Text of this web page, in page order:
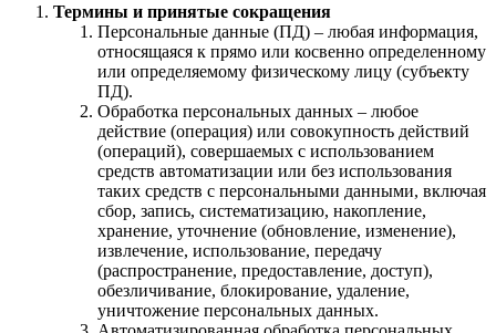
Термины и принятые сокращения
Персональные данные (ПД) – любая информация,
относящаяся к прямо или косвенно определенному
или определяемому физическому лицу (субъекту
ПД).
Обработка персональных данных – любое
действие (операция) или совокупность действий
(операций), совершаемых с использованием
средств автоматизации или без использования
таких средств с персональными данными, включая
сбор, запись, систематизацию, накопление,
хранение, уточнение (обновление, изменение),
извлечение, использование, передачу
(распространение, предоставление, доступ),
обезличивание, блокирование, удаление,
уничтожение персональных данных.